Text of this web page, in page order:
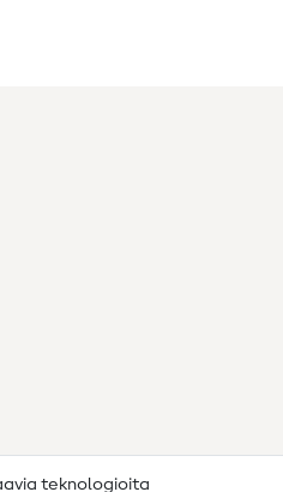
teknologioita